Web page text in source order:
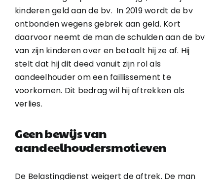
kinderen geld aan de bv. In 2019 wordt de bv
ontbonden wegens gebrek aan geld. Kort
daarvoor neemt de man de schulden aan de bv
van zijn kinderen over en betaalt hij ze af. Hij
stelt dat hij dit deed vanuit zijn rol als
aandeelhouder om een faillissement te
voorkomen. Dit bedrag wil hij aftrekken als
verlies.
Geen bewijs van
aandeelhoudersmotieven
De Belastingdienst weigert de aftrek. De man